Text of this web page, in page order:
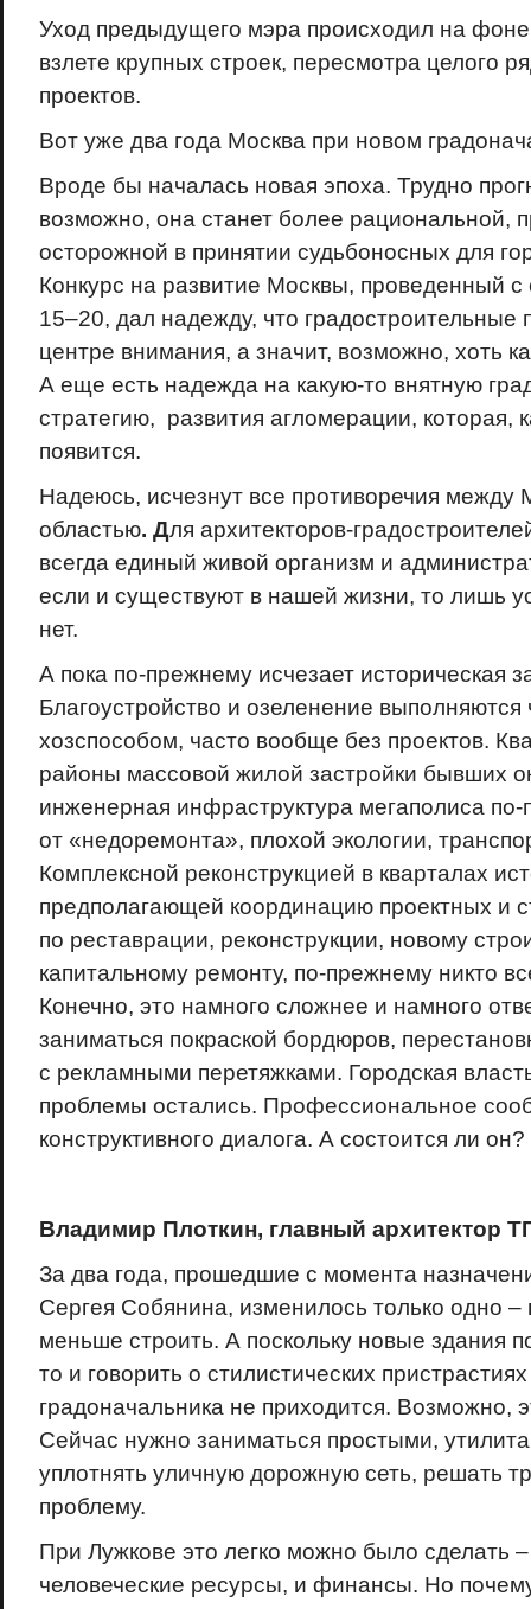
Уход предыдущего мэра происходил на
взлете крупных строек, пересмотра целого
проектов.
Вот уже два года Москва при новом
Вроде бы началась новая эпоха. Трудно
возможно, она станет более рациональной,
осторожной в принятии судьбоносных для
Конкурс на развитие Москвы, проведенный с
15–20, дал надежду, что градостроительные
центре внимания, а значит, возможно, хоть
А еще есть надежда на какую-то внятную
стратегию, развития агломерации, которая,
появится.
Надеюсь, исчезнут все противоречия между
областью. Для архитекторов-
всегда единый живой организм и
если и существуют в нашей жизни, то лишь
нет.
А пока по-прежнему исчезает историческая
Благоустройство и озеленение выполняются
хозспособом, часто вообще без проектов.
районы массовой жилой застройки бывших
инженерная инфраструктура мегаполиса
от «недоремонта», плохой экологии,
Комплексной реконструкцией в кварталах
предполагающей координацию проектных и
по реставрации, реконструкции, новому
капитальному ремонту, по-прежнему никто
Конечно, это намного сложнее и намного
заниматься покраской бордюров,
с рекламными перетяжками. Городская
проблемы остались. Профессиональное
конструктивного диалога. А состоится ли он?
Владимир Плоткин, главный архитектор
За два года, прошедшие с момента
Сергея Собянина, изменилось только одно –
меньше строить. А поскольку новые здания
то и говорить о стилистических
градоначальника не приходится. Возможно,
Сейчас нужно заниматься простыми,
уплотнять уличную дорожную сеть, решать
проблему.
При Лужкове это легко можно было сделать
человеческие ресурсы, и финансы. Но